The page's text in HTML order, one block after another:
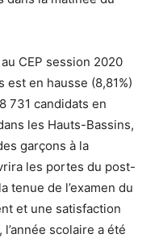
CEP session 2020
en hausse (8,81%)
731 candidats en
les Hauts-Bassins,
garçons à la
les portes du post-
tenue de l’examen du
et une satisfaction
scolaire a été